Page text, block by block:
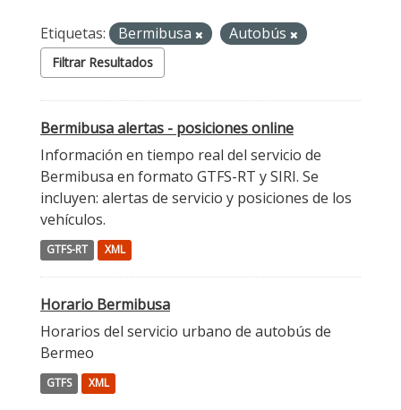
Etiquetas: Bermibusa Autobús
Filtrar Resultados
Bermibusa alertas - posiciones online
Información en tiempo real del servicio de
Bermibusa en formato GTFS-RT y SIRI. Se
incluyen: alertas de servicio y posiciones de los
vehículos.
GTFS-RT XML
Horario Bermibusa
Horarios del servicio urbano de autobús de
Bermeo
GTFS XML